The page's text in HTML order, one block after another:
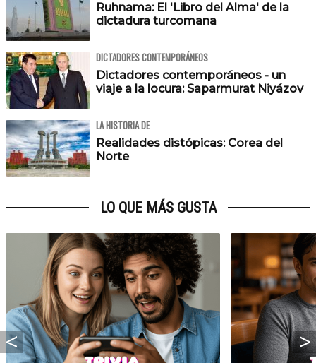
Ruhnama: El 'Libro del Alma' de la
dictadura turcomana
DICTADORES CONTEMPORÁNEOS
Dictadores contemporáneos - un
viaje a la locura: Saparmurat Niyázov
LA HISTORIA DE
Realidades distópicas: Corea del
Norte
LO QUE MÁS GUSTA